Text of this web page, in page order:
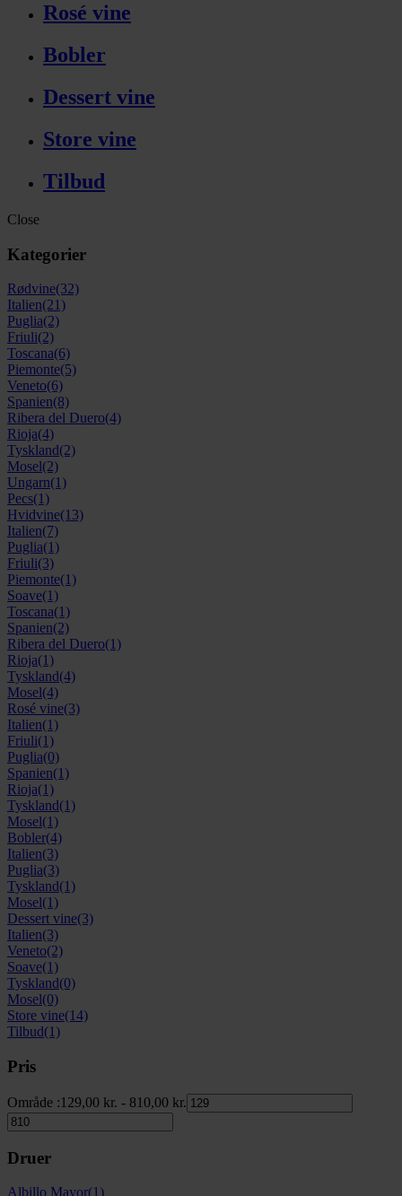
Rosé vine
Bobler
Dessert vine
Store vine
Tilbud
Close
Kategorier
Rødvine(32)
Italien(21)
Puglia(2)
Friuli(2)
Toscana(6)
Piemonte(5)
Veneto(6)
Spanien(8)
Ribera del Duero(4)
Rioja(4)
Tyskland(2)
Mosel(2)
Ungarn(1)
Pecs(1)
Hvidvine(13)
Italien(7)
Puglia(1)
Friuli(3)
Piemonte(1)
Soave(1)
Toscana(1)
Spanien(2)
Ribera del Duero(1)
Rioja(1)
Tyskland(4)
Mosel(4)
Rosé vine(3)
Italien(1)
Friuli(1)
Puglia(0)
Spanien(1)
Rioja(1)
Tyskland(1)
Mosel(1)
Bobler(4)
Italien(3)
Puglia(3)
Tyskland(1)
Mosel(1)
Dessert vine(3)
Italien(3)
Veneto(2)
Soave(1)
Tyskland(0)
Mosel(0)
Store vine(14)
Tilbud(1)
Pris
Område :129,00 kr. - 810,00 kr.
Druer
Albillo Mayor(1)